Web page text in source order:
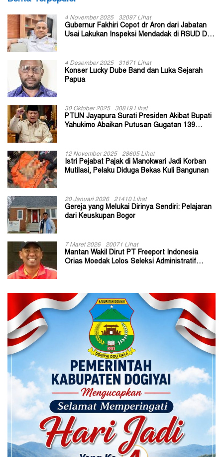
4 November 2025 32097 Lihat
Gubernur Fakhiri Copot dr Aron dari Jabatan
Usai Lakukan Inspeksi Mendadak di RSUD Dok
4 Desember 2025 31671 Lihat
Konser Lucky Dube Band dan Luka Sejarah
Papua
30 Oktober 2025 30819 Lihat
PTUN Jayapura Surati Presiden Akibat Bupati
Yahukimo Abaikan Putusan Gugatan 139
12 November 2025 28605 Lihat
Istri Pejabat Pajak di Manokwari Jadi Korban
Mutilasi, Pelaku Diduga Bekas Kuli Bangunan
20 Januari 2026 21410 Lihat
Gereja yang Melukai Dirinya Sendiri: Pelajaran
dari Keuskupan Bogor
7 Maret 2026 20071 Lihat
Mantan Wakil Dirut PT Freeport Indonesia
Orias Moedak Lolos Seleksi Administratif